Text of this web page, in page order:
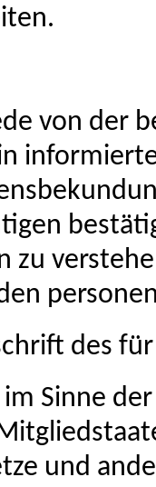
von der
zu
des
Sinne
und